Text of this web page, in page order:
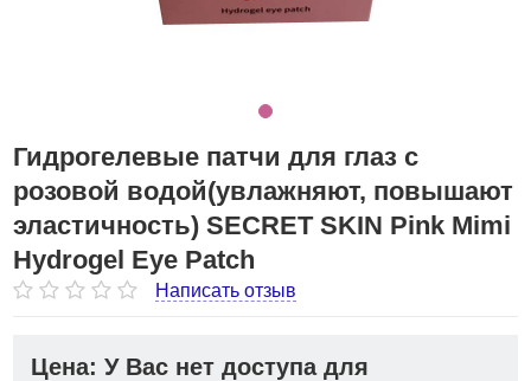
Гидрогелевые патчи для глаз с
розовой водой(увлажняют, повышают
эластичность) SECRET SKIN Pink Mimi
Hydrogel Eye Patch
Написать отзыв
Цена: У Вас нет доступа для